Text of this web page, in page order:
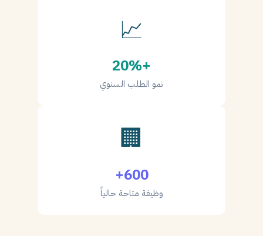
📈
+20%
نمو الطلب السنوي
🏢
600+
وظيفة متاحة حالياً